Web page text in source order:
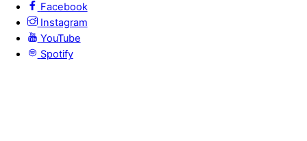
Facebook
Instagram
YouTube
Spotify